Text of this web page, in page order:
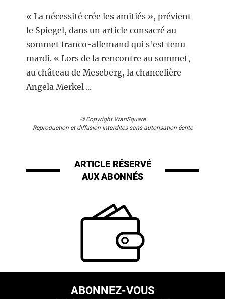
« La nécessité crée les amitiés », prévient
le Spiegel, dans un article consacré au
sommet franco-allemand qui s'est tenu
mardi. « Lors de la rencontre au sommet,
au château de Meseberg, la chancelière
Angela Merkel ...
© Copyright WanSquare
Reproduction et diffusion interdites sans autorisation écrite
ARTICLE RÉSERVÉ
AUX ABONNÉS
ABONNEZ-VOUS